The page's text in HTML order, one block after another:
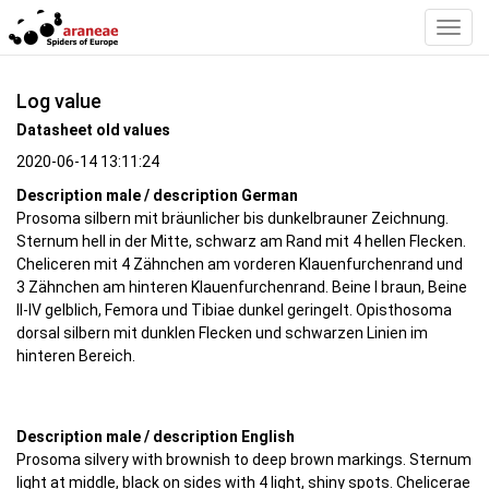
Log value
Datasheet old values
2020-06-14 13:11:24
Description male / description German
Prosoma silbern mit bräunlicher bis dunkelbrauner Zeichnung.
Sternum hell in der Mitte, schwarz am Rand mit 4 hellen Flecken.
Cheliceren mit 4 Zähnchen am vorderen Klauenfurchenrand und
3 Zähnchen am hinteren Klauenfurchenrand. Beine I braun, Beine
II-IV gelblich, Femora und Tibiae dunkel geringelt. Opisthosoma
dorsal silbern mit dunklen Flecken und schwarzen Linien im
hinteren Bereich.
Description male / description English
Prosoma silvery with brownish to deep brown markings. Sternum
light at middle, black on sides with 4 light, shiny spots. Chelicerae